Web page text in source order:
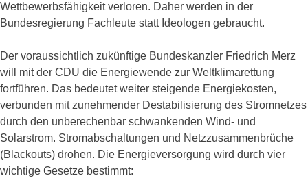
Wettbewerbsfähigkeit verloren. Daher werden in der
Bundesregierung Fachleute statt Ideologen gebraucht.
Der voraussichtlich zukünftige Bundeskanzler Friedrich Merz
will mit der CDU die Energiewende zur Weltklimarettung
fortführen. Das bedeutet weiter steigende Energiekosten,
verbunden mit zunehmender Destabilisierung des Stromnetzes
durch den unberechenbar schwankenden Wind- und
Solarstrom. Stromabschaltungen und Netzzusammenbrüche
(Blackouts) drohen. Die Energieversorgung wird durch vier
wichtige Gesetze bestimmt: